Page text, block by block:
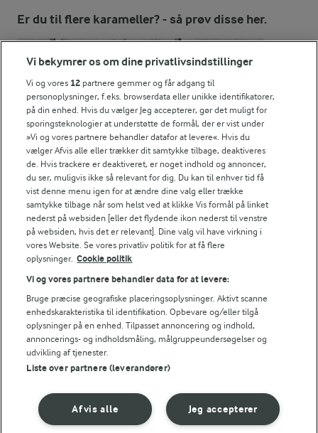
1479 kJ / 354 kcal
Energifordeling
ENERGI PR 100 G
Fiber:
0,1 g
Protein:
0,9 g
Fedt:
9,7 g
Kulhydrat:
65 g
Er du til flere karameller? - så prøv disse her.
Karameller
Vi bekymrer os om dine privatlivsindstillinger
Vi og vores 12 partnere gemmer og får adgang til
personoplysninger, f.eks. browserdata eller unikke identifikatorer,
på din enhed. Hvis du vælger Jeg accepterer, gør det muligt for
sporingsteknologier at understøtte de formål, der er vist under
»Vi og vores partnere behandler datafor at levere«. Hvis du
vælger Afvis alle eller trækker dit samtykke tilbage, deaktiveres
de. Hvis trackere er deaktiveret, er noget indhold og annoncer,
du ser, muligvis ikke så relevant for dig. Du kan til enhver tid få
vist denne menu igen for at ændre dine valg eller trække
samtykke tilbage når som helst ved at klikke Vis formål på linket
nederst på websiden [eller det flydende ikon nederst til venstre
på websiden, hvis det er relevant]. Dine valg vil have virkning i
vores Website. Se vores privatliv politik for at få flere
oplysninger. Cookie politik
Vi og vores partnere behandler data for at levere:
Bruge præcise geografiske placeringsoplysninger. Aktivt scanne
enhedskarakteristika til identifikation. Opbevare og/eller tilgå
oplysninger på en enhed. Tilpasset annoncering og indhold,
annoncerings- og indholdsmåling, målgruppeundersøgelser og
udvikling af tjenester.
Liste over partnere (leverandører)
Jeg accepterer
Afvis alle